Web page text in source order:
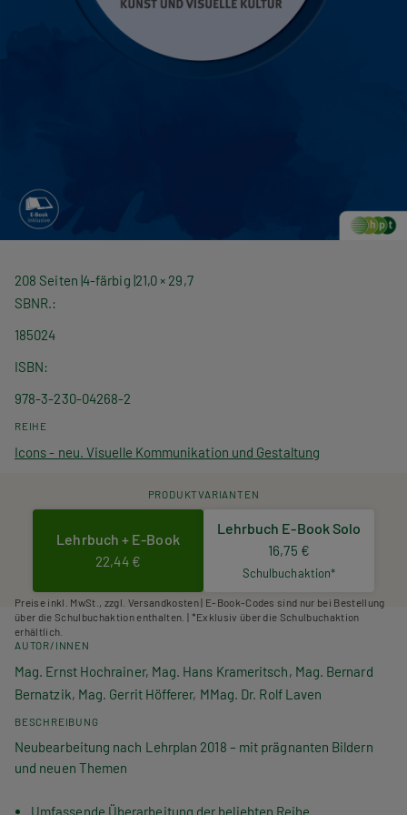
208 Seiten 4-färbig 21,0 × 29,7
SBNR.
185024
ISBN
978-3-230-04268-2
REIHE
Icons - neu. Visuelle Kommunikation und Gestaltung
PRODUKTVARIANTEN
Lehrbuch + E-Book
22,44 €
Lehrbuch E-Book Solo
16,75 €
Schulbuchaktion*
Preise inkl. MwSt., zzgl. Versandkosten | E-Book-Codes sind nur bei Bestellung
über die Schulbuchaktion enthalten. | *Exklusiv über die Schulbuchaktion
erhältlich.
AUTOR/INNEN
Mag. Ernst Hochrainer, Mag. Hans Krameritsch, Mag. Bernard
Bernatzik, Mag. Gerrit Höfferer, MMag. Dr. Rolf Laven
BESCHREIBUNG
Neubearbeitung nach Lehrplan 2018 – mit prägnanten Bildern
und neuen Themen
Umfassende Überarbeitung der beliebten Reihe